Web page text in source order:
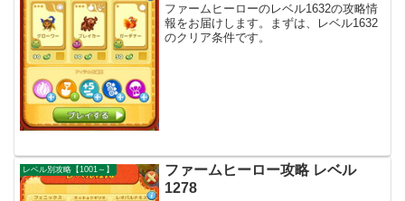
ファームヒーローのレベル1632の攻略情
報をお届けします。まずは、レベル1632
のクリア条件です。
レベル別攻略【1001～】
ファームヒーロー攻略 レベル
1278